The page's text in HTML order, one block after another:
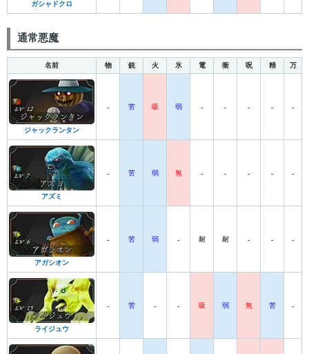
ガシャドクロ
通常悪魔
名前 物 銃 火 氷 電 衝 呪 精 万
ジャックランタン
- 苦 吸 弱 - - - - -
アズミ
- 苦 弱 無 - - - - -
アガシオン
- 苦 弱 - 耐 耐 - - -
ライジュウ
- 苦 - - 吸 弱 無 苦 -